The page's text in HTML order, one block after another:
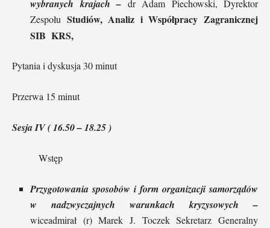
wybranych krajach – dr Adam Piechowski, Dyrektor
Zespołu Studiów, Analiz i Współpracy Zagranicznej
SIB KRS,
Pytania i dyskusja 30 minut
Przerwa 15 minut
Sesja IV ( 16.50 – 18.25 )
Wstęp
Przygotowania sposobów i form organizacji samorządów
w nadzwyczajnych warunkach kryzysowych –
wiceadmirał (r) Marek J. Toczek Sekretarz Generalny